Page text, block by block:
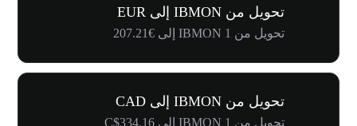
تحويل من IBMON إلى EUR
تحويل من 1 IBMON إلى €207.21
تحويل من IBMON إلى CAD
تحويل من 1 IBMON إلى C$334.16